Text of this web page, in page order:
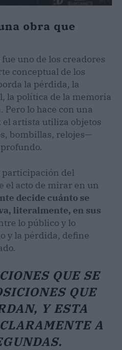
obra que
uno de los creadores
conceptual de los
la pérdida, la
la política de la memoria
Pero lo hace con una
el artista utiliza objetos
bombillas, relojes—
participación del
el acto de mirar en un
decide cuánto se
literalmente, en sus
lo público y lo
y la pérdida, define
QUE SE
QUE
Y ESTA
A